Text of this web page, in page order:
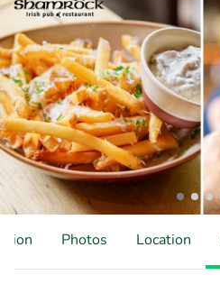
Photos Location